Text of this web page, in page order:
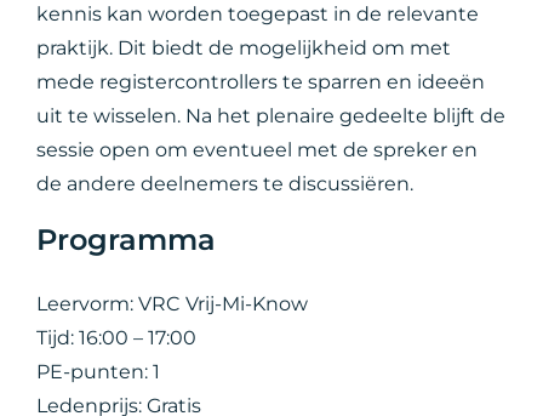
kennis kan worden toegepast in de relevante
praktijk. Dit biedt de mogelijkheid om met
mede registercontrollers te sparren en ideeën
uit te wisselen. Na het plenaire gedeelte blijft de
sessie open om eventueel met de spreker en
de andere deelnemers te discussiëren.
Programma
Leervorm: VRC Vrij-Mi-Know
Tijd: 16:00 – 17:00
PE-punten: 1
Ledenprijs: Gratis